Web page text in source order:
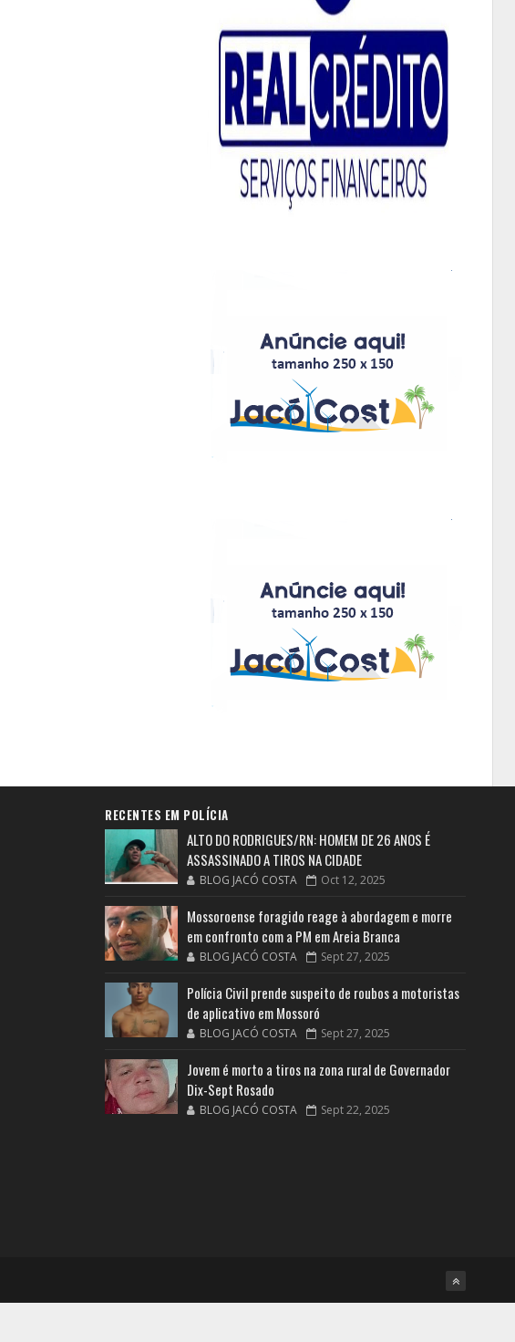
RECENTES EM POLÍCIA
ALTO DO RODRIGUES/RN: HOMEM DE 26 ANOS É
ASSASSINADO A TIROS NA CIDADE
BLOG JACÓ COSTA Oct 12, 2025
Mossoroense foragido reage à abordagem e morre
em confronto com a PM em Areia Branca
BLOG JACÓ COSTA Sept 27, 2025
Polícia Civil prende suspeito de roubos a motoristas
de aplicativo em Mossoró
BLOG JACÓ COSTA Sept 27, 2025
Jovem é morto a tiros na zona rural de Governador
Dix-Sept Rosado
BLOG JACÓ COSTA Sept 22, 2025